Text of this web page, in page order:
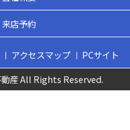
来店予約
アクセスマップ
PCサイト
産 All Rights Reserved.